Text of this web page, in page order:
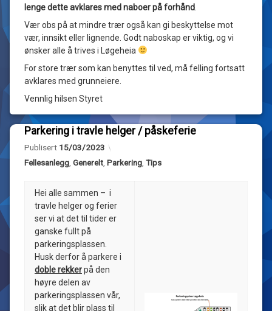
lenge dette avklares med naboer på forhånd
Vær obs på at mindre trær også kan gi beskyttelse mot
vær, innsikt eller lignende. Godt naboskap er viktig, og vi
ønsker alle å trives i Løgeheia
For store trær som kan benyttes til ved, må felling fortsatt
avklares med grunneiere.
Vennlig hilsen Styret
Parkering i travle helger / påskeferie
Publisert 15/03/2023
Kategorier:
Fellesanlegg Generelt Parkering Tips
Hei alle sammen – i
travle helger og ferier
ser vi at det til tider er
ganske fullt på
parkeringsplassen.
Husk derfor å parkere i
doble rekkerpå den
høyre delen av
parkeringsplassen vår,
slik at det blir plass til
Merket
Parkering
Legg
igjen
en
kommentar
Parkering
helger
påskeferie